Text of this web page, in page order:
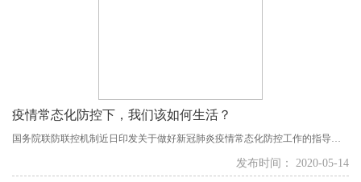
疫情常态化防控下，我们该如何生活？
国务院联防联控机制近日印发关于做好新冠肺炎疫情常态化防控工作的指导意
见，要求在落实防控措施前提下，分类有序开放公共场所。当防疫成为常态，
该如何适应“新生活”？疾控专家认为，要在做好个人防护的前提下，按照各地不
发布时间： 2020-05-14